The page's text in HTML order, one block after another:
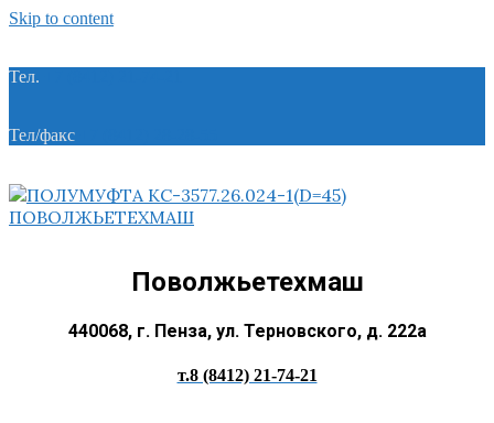
Skip to content
Тел.
Тел/факс
Поволжьетехмаш
440068, г. Пенза, ул. Терновского, д. 222а
т.8 (8412) 21-74-21